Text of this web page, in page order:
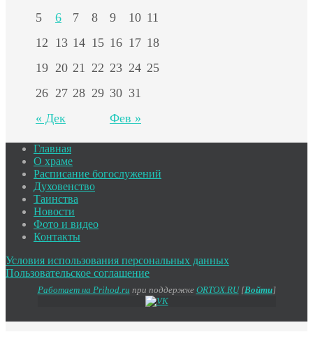
« Дек Фев »
5
6 7 8 9 10 11
12 13 14 15 16 17 18
19 20 21 22 23 24 25
26 27 28 29 30 31
Главная
О храме
Расписание богослужений
Духовенство
Таинства
Новости
Фото и видео
Контакты
Условия использования персональных данных
Пользовательское соглашение
Работает на Prihod.ru при поддержке ORTOX.RU[Войти]